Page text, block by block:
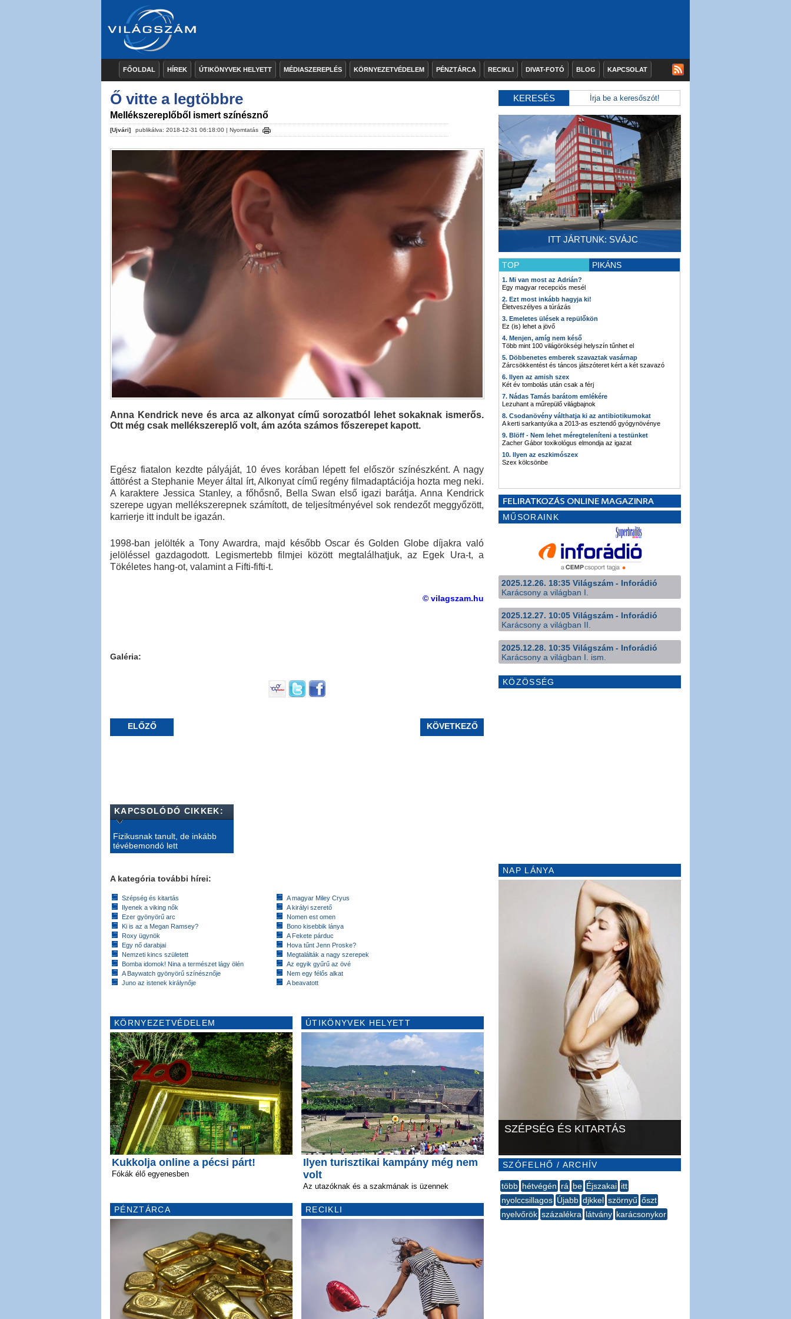
FŐOLDAL HÍREK ÚTIKÖNYVEK HELYETT MÉDIASZEREPLÉS KÖRNYEZETVÉDELEM PÉNZTÁRCA RECIKLI DIVAT-FOTÓ BLOG KAPCSOLAT
Ő vitte a legtöbbre
Mellékszereplőből ismert színésznő
[Ujvári] publikálva: 2018-12-31 06:18:00 | Nyomtatás
Anna Kendrick neve és arca az alkonyat című sorozatból lehet sokaknak ismerős.
Ott még csak mellékszereplő volt, ám azóta számos főszerepet kapott.
Egész fiatalon kezdte pályáját, 10 éves korában lépett fel először színészként. A nagy
áttörést a Stephanie Meyer által írt, Alkonyat című regény filmadaptációja hozta meg neki.
A karaktere Jessica Stanley, a főhősnő, Bella Swan első igazi barátja. Anna Kendrick
szerepe ugyan mellékszerepnek számított, de teljesítményével sok rendezőt meggyőzött,
karrierje itt indult be igazán.
1998-ban jelölték a Tony Awardra, majd később Oscar és Golden Globe díjakra való
jelöléssel gazdagodott. Legismertebb filmjei között megtalálhatjuk, az Egek Ura-t, a
Tökéletes hang-ot, valamint a Fifti-fifti-t.
© vilagszam.hu
Galéria:
ELŐZŐ KÖVETKEZŐ
KAPCSOLÓDÓ CIKKEK:
Fizikusnak tanult, de inkább
tévébemondó lett
A kategória további hírei:
Szépség és kitartás
Ilyenek a viking nők
Ezer gyönyörű arc
Ki is az a Megan Ramsey?
Roxy ügynök
Egy nő darabjai
Nemzeti kincs született
Bomba idomok! Nina a természet lágy ölén
A Baywatch gyönyörű színésznője
Juno az istenek királynője
A magyar Miley Cryus
A királyi szerető
Nomen est omen
Bono kisebbik lánya
A Fekete párduc
Hova tűnt Jenn Proske?
Megtalálták a nagy szerepek
Az egyik gyűrű az övé
Nem egy félős alkat
A beavatott
KÖRNYEZETVÉDELEM
Kukkolja online a pécsi párt!
Fókák élő egyenesben
PÉNZTÁRCA
ÚTIKÖNYVEK HELYETT
Ilyen turisztikai kampány még nem
volt
Az utazóknak és a szakmának is üzennek
RECIKLI
KERESÉS
ITT JÁRTUNK: SVÁJC
TOP PIKÁNS
1. Mi van most az Adrián?
Egy magyar recepciós mesél
2. Ezt most inkább hagyja ki!
Életveszélyes a túrázás
3. Emeletes ülések a repülőkön
Ez (is) lehet a jövő
4. Menjen, amíg nem késő
Több mint 100 világörökségi helyszín tűnhet el
5. Döbbenetes emberek szavaztak vasárnap
Zárcsökkentést és táncos játszóteret kért a két szavazó
6. Ilyen az amish szex
Két év tombolás után csak a férj
7. Nádas Tamás barátom emlékére
Lezuhant a műrepülő világbajnok
8. Csodanövény válthatja ki az antibiotikumokat
A kerti sarkantyúka a 2013-as esztendő gyógynövénye
9. Blöff - Nem lehet méregteleníteni a testünket
Zacher Gábor toxikológus elmondja az igazat
10. Ilyen az eszkimószex
Szex kölcsönbe
MŰSORAINK
2025.12.26. 18:35 Világszám - Inforádió
Karácsony a világban I.
2025.12.27. 10:05 Világszám - Inforádió
Karácsony a világban II.
2025.12.28. 10:35 Világszám - Inforádió
Karácsony a világban I. ism.
KÖZÖSSÉG
NAP LÁNYA
SZÉPSÉG ÉS KITARTÁS
SZÓFELHŐ / ARCHÍV
több hétvégén rá be Éjszakai itt
nyolccsillagos Újabb djkkel szörnyű őszt
nyelvőrök százalékra látvány karácsonykor